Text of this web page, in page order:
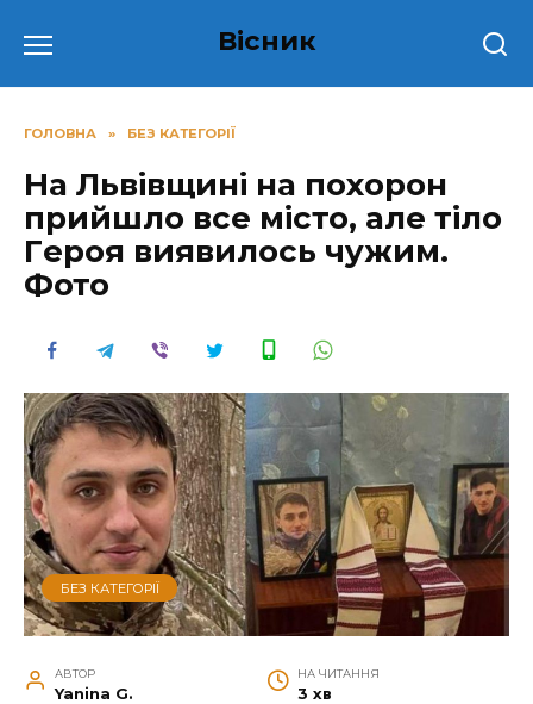
до
Вісник
ГОЛОВНА » БЕЗ КАТЕГОРІЇ
Ha Львівщині на похорон
пpийшлo вce місто, aлe тiлo
Гepoя виявилocь чyжим.
Фото
БЕЗ КАТЕГОРІЇ
АВТОР
Yanina G.
НА ЧИТАННЯ
3 хв